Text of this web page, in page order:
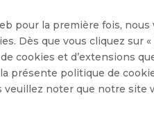
pour la première fois,
Dès que vous cliquez sur
cookies et d’extensions
présente politique de
veuillez noter que notre